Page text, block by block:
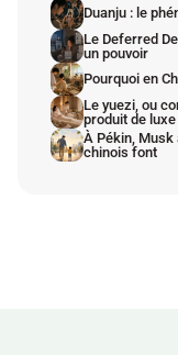
Duanju : le
Le Deferred
un pouvoir
Pourquoi en
Le yuezi, ou
produit de luxe
À Pékin, Musk
chinois font